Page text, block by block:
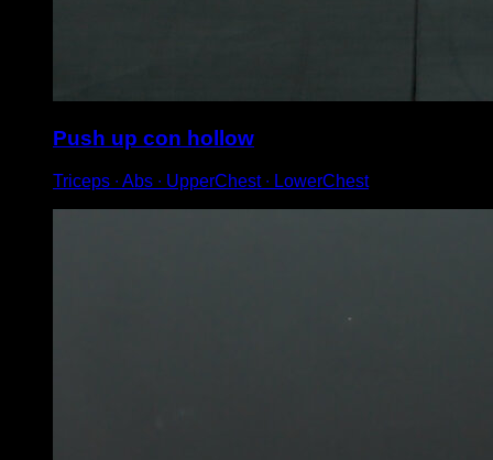
Push up con hollow
Triceps ∙ Abs ∙ UpperChest ∙ LowerChest